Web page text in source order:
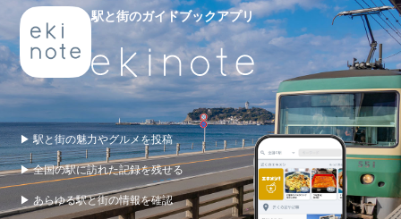
駅と街のガイドブックアプリ
▶ 駅と街の魅力やグルメを投稿
▶ 全国の駅に訪れた記録を残せる
▶ あらゆる駅と街の情報を確認